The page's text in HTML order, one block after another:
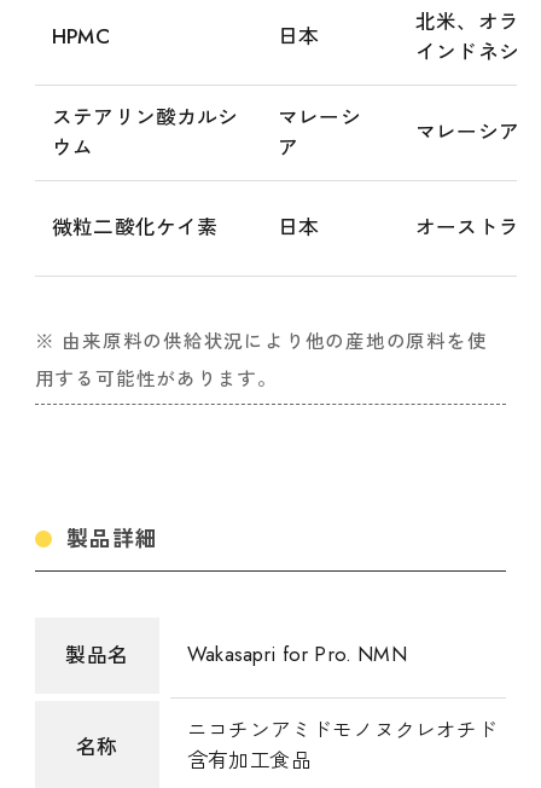
HPMC 日本
北米、オラ
インドネシ
ステアリン酸カルシ
ウム
マレーシ
ア
マレーシア
微粒二酸化ケイ素 日本 オーストラ
※ 由来原料の供給状況により他の産地の原料を使
用する可能性があります。
製品詳細
製品名 Wakasapri for Pro. NMN
名称
ニコチンアミドモノヌクレオチド
含有加工食品